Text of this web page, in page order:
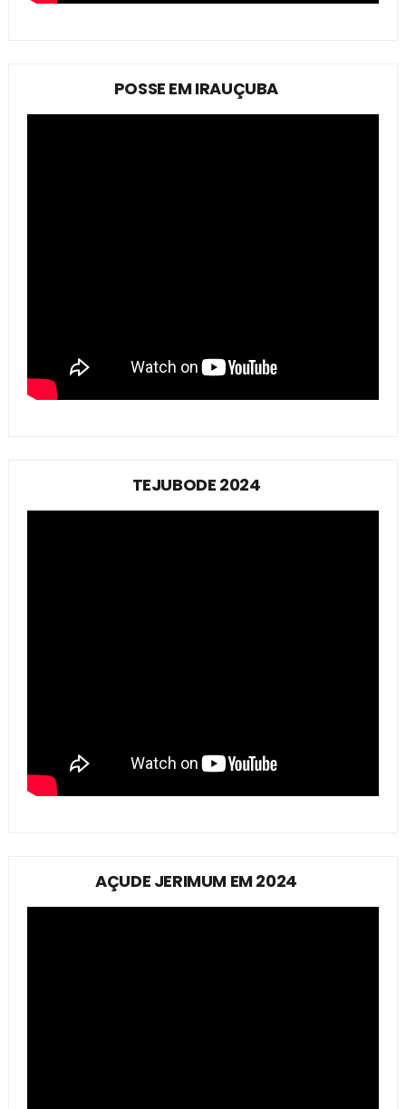
POSSE EM IRAUÇUBA
TEJUBODE 2024
AÇUDE JERIMUM EM 2024